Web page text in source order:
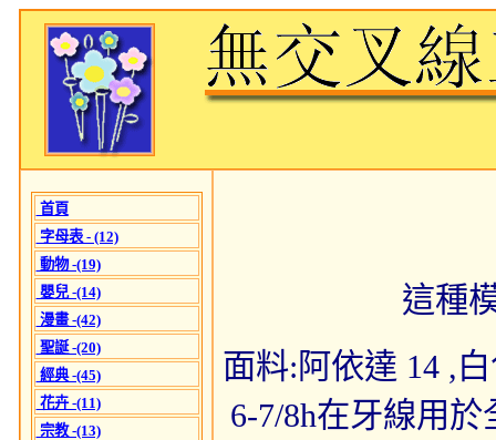
首頁
字母表 - (12)
動物 -(19)
嬰兒 -(14)
漫畫 -(42)
聖誕 -(20)
經典 -(45)
花卉 -(11)
宗教 -(13)
這種
面料:阿依達 14 ,
6-7/8h在牙線用